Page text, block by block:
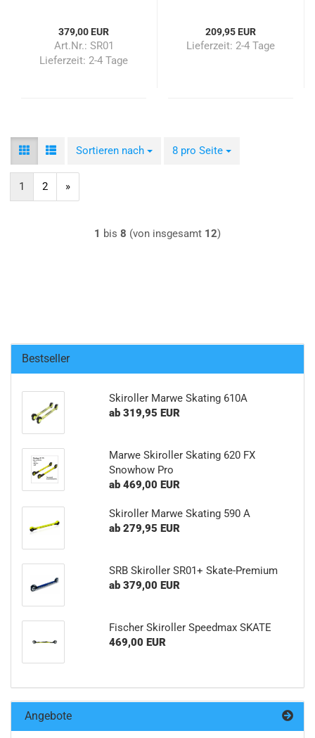
379,00 EUR
Art.Nr.: SR01
Lieferzeit: 2-4 Tage
209,95 EUR
Lieferzeit: 2-4 Tage
Sortieren nach
Sortieren nach 8 pro Seite
pro Seite
1 2 »
1 bis 8 (von insgesamt 12)
Bestseller
Skiroller Marwe Skating 610A
ab 319,95 EUR
Marwe Skiroller Skating 620 FX
Snowhow Pro
ab 469,00 EUR
Skiroller Marwe Skating 590 A
ab 279,95 EUR
SRB Skiroller SR01+ Skate-Premium
ab 379,00 EUR
Fischer Skiroller Speedmax SKATE
469,00 EUR
Angebote